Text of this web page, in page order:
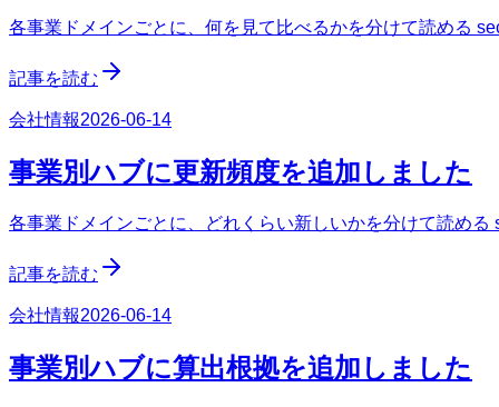
各事業ドメインごとに、何を見て比べるかを分けて読める
記事を読む
会社情報2026-06-14
事業別ハブに更新頻度を追加しました
各事業ドメインごとに、どれくらい新しいかを分けて読める
記事を読む
会社情報2026-06-14
事業別ハブに算出根拠を追加しました